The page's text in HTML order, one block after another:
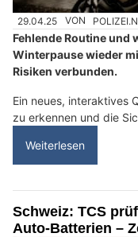
29.04.25 VON
Fehlende Routine und
Winterpause wieder
Risiken verbunden.
Ein neues, interaktives
zu erkennen und die
Weiterlesen
Schweiz: TCS
Auto-Batterien –